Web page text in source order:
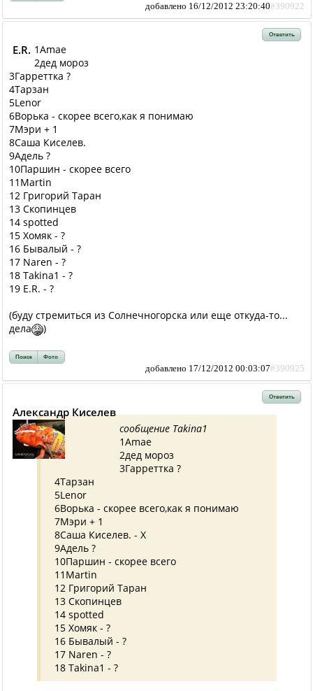
добавлено 16/12/2012 23:20:40#390922
Ответить
E.R. 1Amae
2дед мороз
3Гарреттка ?
4Тарзан
5Lenor
6Ворька - скорее всего,как я понимаю
7Мэри + 1
8Саша Киселев.
9Адель ?
10Паршин - скорее всего
11Martin
12 Григорий Таран
13 Скопинцев
14 spotted
15 Хомяк - ?
16 Бывалый - ?
17 Naren - ?
18 Takina1 - ?
19 E.R. - ?
(буду стремиться из Солнечногорска или еще откуда-то...
дела
)
Поиск Фото
добавлено 17/12/2012 00:03:07#390925
Ответить
Александр Киселев
сообщение Takina1
1Amae
2дед мороз
3Гарреттка ?
4Тарзан
5Lenor
6Ворька - скорее всего,как я понимаю
7Мэри + 1
8Саша Киселев. - Х
9Адель ?
10Паршин - скорее всего
11Martin
12 Григорий Таран
13 Скопинцев
14 spotted
15 Хомяк - ?
16 Бывалый - ?
17 Naren - ?
18 Takina1 - ?